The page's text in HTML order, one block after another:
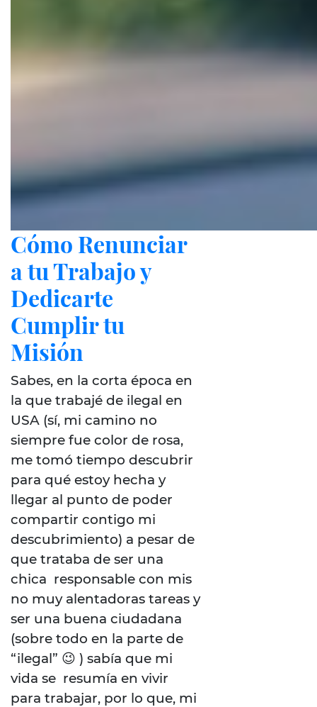
Cómo Renunciar
a tu Trabajo y
Dedicarte
Cumplir tu
Misión
Sabes, en la corta época en
la que trabajé de ilegal en
USA (sí, mi camino no
siempre fue color de rosa,
me tomó tiempo descubrir
para qué estoy hecha y
llegar al punto de poder
compartir contigo mi
descubrimiento) a pesar de
que trataba de ser una
chica responsable con mis
no muy alentadoras tareas y
ser una buena ciudadana
(sobre todo en la parte de
“ilegal” 😉 ) sabía que mi
vida se resumía en vivir
para trabajar, por lo que, mi